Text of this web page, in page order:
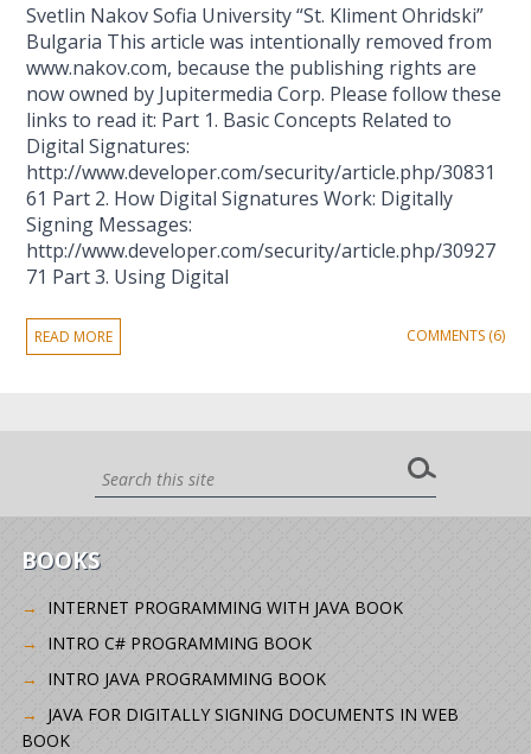
Svetlin Nakov Sofia University “St. Kliment Ohridski”
Bulgaria This article was intentionally removed from
www.nakov.com, because the publishing rights are
now owned by Jupitermedia Corp. Please follow these
links to read it: Part 1. Basic Concepts Related to
Digital Signatures:
http://www.developer.com/security/article.php/30831
61 Part 2. How Digital Signatures Work: Digitally
Signing Messages:
http://www.developer.com/security/article.php/30927
71 Part 3. Using Digital
READ MORE COMMENTS (6)
BOOKS
INTERNET PROGRAMMING WITH JAVA BOOK
INTRO C# PROGRAMMING BOOK
INTRO JAVA PROGRAMMING BOOK
JAVA FOR DIGITALLY SIGNING DOCUMENTS IN WEB
BOOK